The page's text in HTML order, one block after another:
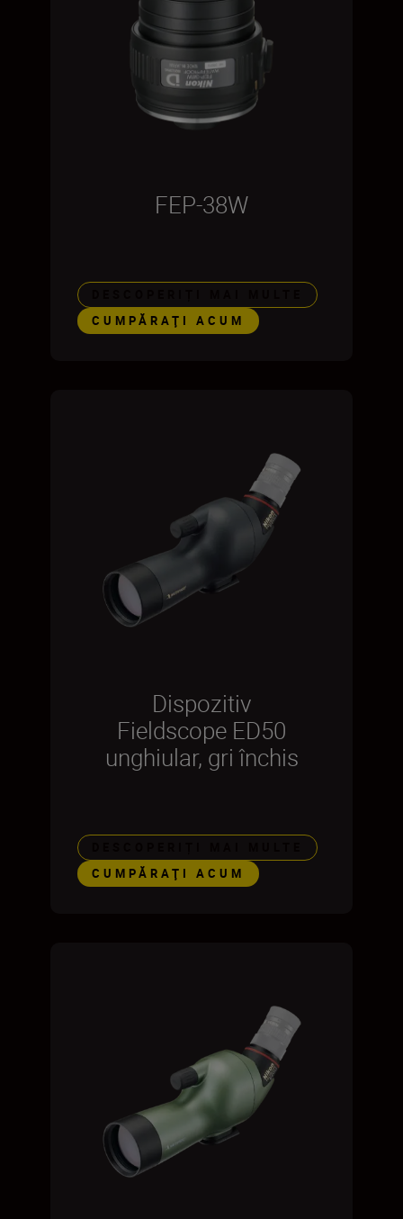
FEP-38W
CUMPĂRAŢI ACUM
Dispozitiv
Fieldscope ED50
unghiular, gri închis
CUMPĂRAŢI ACUM